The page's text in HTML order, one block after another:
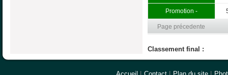
Promotion -
Page précedente
Classement final :